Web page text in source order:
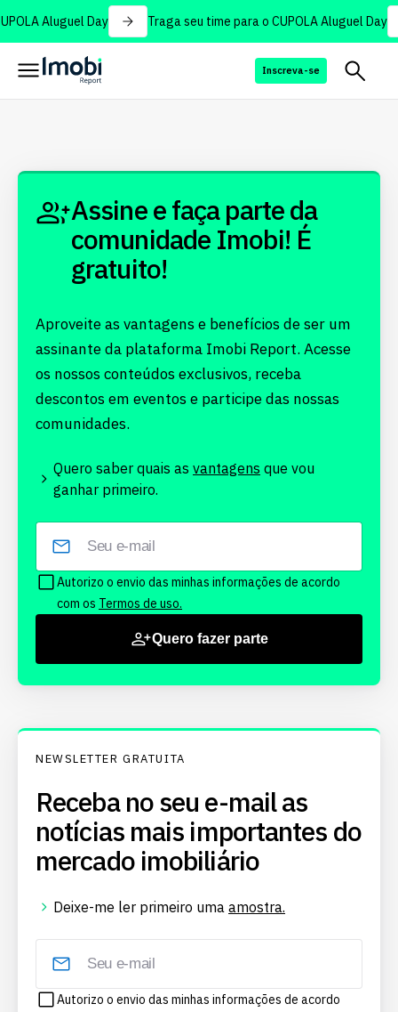
Aluguel Day Traga seu time para o CUPOLA Aluguel Day
Inscreva-se
Assine e faça parte da
comunidade Imobi! É
gratuito!
Aproveite as vantagens e benefícios de ser um
assinante da plataforma Imobi Report. Acesse
os nossos conteúdos exclusivos, receba
descontos em eventos e participe das nossas
comunidades.
Quero saber quais as vantagens que vou
ganhar primeiro.
Autorizo o envio das minhas informações de acordo
com os Termos de uso.
Quero fazer parte
NEWSLETTER GRATUITA
Receba no seu e-mail as
notícias mais importantes do
mercado imobiliário
Deixe-me ler primeiro uma amostra.
Autorizo o envio das minhas informações de acordo